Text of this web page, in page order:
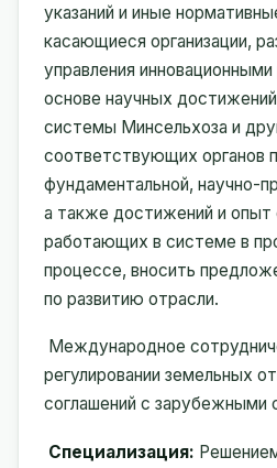
указаний и иные
касающиеся организации,
управления
основе научных
системы Минсельхоза и
соответствующих органов
фундаментальной, научно-
а также достижений и опыт
работающих в системе в
процессе, вносить
по развитию отрасли.
Международное
регулировании земельных
соглашений с зарубежными
Специализация: